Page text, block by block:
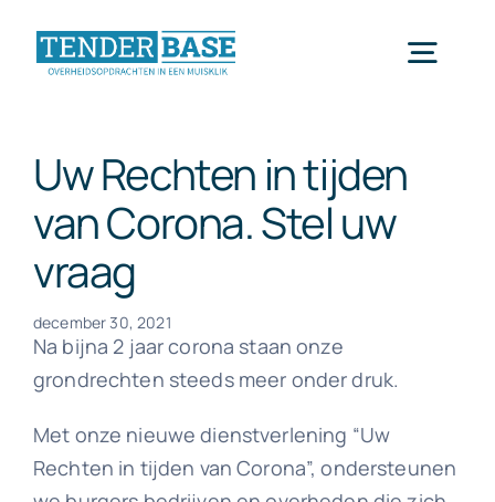
Home
Tenderbase
Contacteer ons
Uw Rechten in tijden
van Corona. Stel uw
vraag
december 30, 2021
Na bijna 2 jaar corona staan onze
grondrechten steeds meer onder druk.
Met onze nieuwe dienstverlening “Uw
Rechten in tijden van Corona”, ondersteunen